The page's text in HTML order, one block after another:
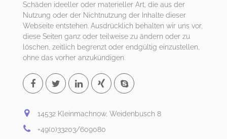
Schäden ideeller oder materieller Art, die aus der
Nutzung oder der Nichtnutzung der Inhalte dieser
Webseite entstehen. Ausdrücklich behalten wir uns vor,
diese Seiten ganz oder teilweise zu ändern oder zu
löschen, zeitlich begrenzt oder endgültig einzustellen,
ohne das vorher anzukündigen.
14532 Kleinmachnow, Weidenbusch 8
+49(0)33203/609080